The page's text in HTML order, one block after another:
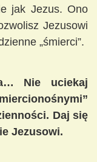
jak Jezus. Ono
Jezusowi
„śmierci”.
Nie uciekaj
Daj się
Jezusowi.